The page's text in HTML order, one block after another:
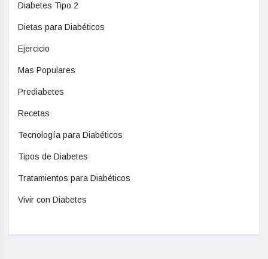
Diabetes Tipo 2
Dietas para Diabéticos
Ejercicio
Mas Populares
Prediabetes
Recetas
Tecnología para Diabéticos
Tipos de Diabetes
Tratamientos para Diabéticos
Vivir con Diabetes